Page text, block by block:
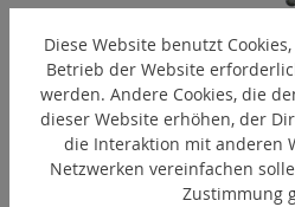
BA-04
Balancer /
Produktgalerie überspringen
Ähnliche Artikel
Diese Website benutzt
Betrieb der Website
werden. Andere Cookies, die
dieser Website erhöhen, der
die Interaktion mit anderen
Netzwerken vereinfachen
Zustimmung